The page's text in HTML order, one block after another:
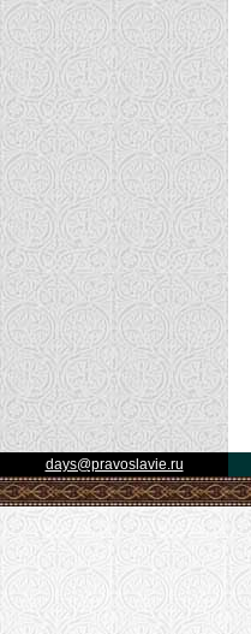
days@pravoslavie.ru